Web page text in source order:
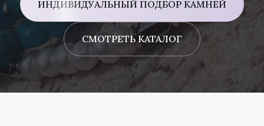
ИНДИВИДУАЛЬНЫЙ ПОДБОР КАМНЕЙ
СМОТРЕТЬ КАТАЛОГ